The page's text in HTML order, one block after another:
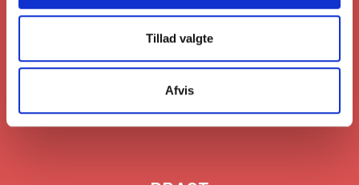
Tillad valgte
Afvis
TILBEHØR